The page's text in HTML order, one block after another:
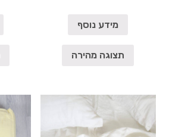
מידע נוסף
תצוגה מהירה